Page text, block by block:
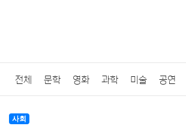
전체 문학 영화 과학 미술 공연
법률
사회